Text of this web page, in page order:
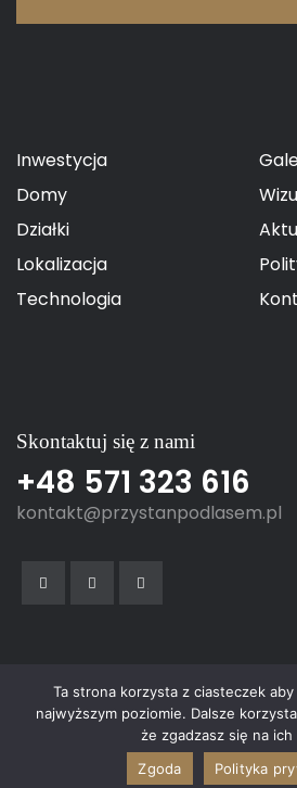
Inwestycja
Domy
Działki
Lokalizacja
Technologia
Skontaktuj się z nami
+48 571 323 616
kontakt@przystanpodlasem.pl
© 2023 Przystań pod lasem
Designed & powered byWhite Moon
Ta strona korzysta z ciasteczek aby
najwyższym poziomie. Dalsze
że zgadzasz się na ich
Zgoda
Polityka